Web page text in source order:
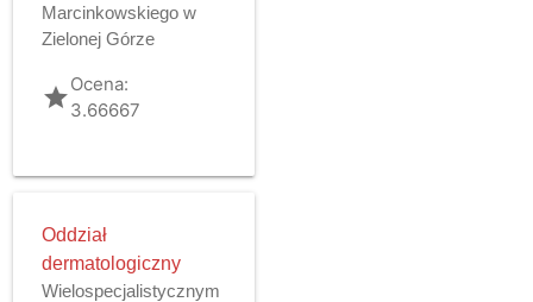
Marcinkowskiego w
Zielonej Górze
gradeOcena:
3.66667
Oddział
dermatologiczny
Wielospecjalistycznym